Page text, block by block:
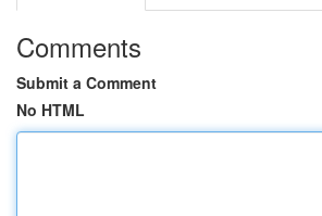
Comments
Submit a Comment
No HTML